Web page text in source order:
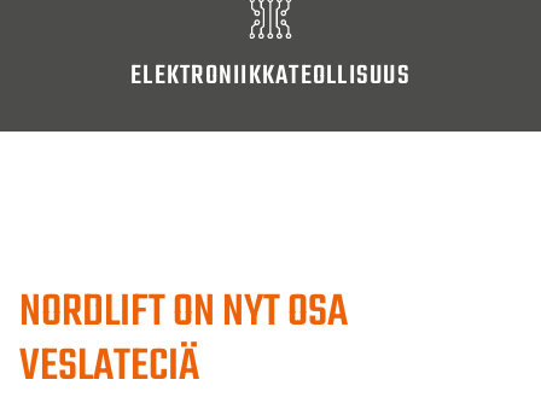
ELEKTRONIIKKATEOLLISUUS
NORDLIFT ON NYT OSA
VESLATECIÄ